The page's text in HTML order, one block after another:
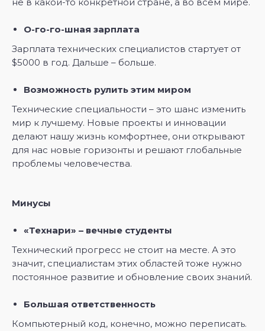
О-го-го-шная зарплата
Зарплата технических специалистов стартует от
$5000 в год. Дальше – больше.
Возможность рулить этим миром
Технические специальности – это шанс изменить
мир к лучшему. Новые проекты и инновации
делают нашу жизнь комфортнее, они открывают
для нас новые горизонты и решают глобальные
проблемы человечества.
Минусы
«Технари» – вечные студенты
Технический прогресс не стоит на месте. А это
значит, специалистам этих областей тоже нужно
постоянное развитие и обновление своих знаний.
Большая ответственность
Компьютерный код, конечно, можно переписать.